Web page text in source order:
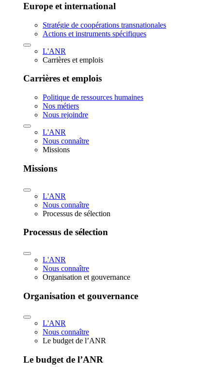
Europe et international
Stratégie de coopérations transnationales
Actions et instruments spécifiques
L'ANR
Carrières et emplois
Carrières et emplois
Politique de ressources humaines
Nos métiers
Nous rejoindre
L'ANR
Nous connaître
Missions
Missions
L'ANR
Nous connaître
Processus de sélection
Processus de sélection
L'ANR
Nous connaître
Organisation et gouvernance
Organisation et gouvernance
L'ANR
Nous connaître
Le budget de l’ANR
Le budget de l’ANR